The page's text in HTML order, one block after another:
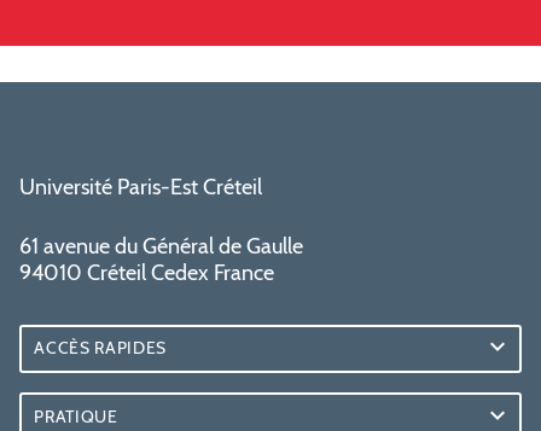
Université Paris-Est Créteil
61 avenue du Général de Gaulle
94010 Créteil Cedex France
ACCÈS RAPIDES
PRATIQUE